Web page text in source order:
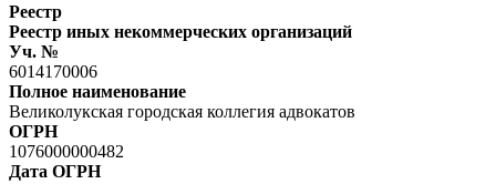
Реестр
Реестр иных некоммерческих организаций
Уч. №
6014170006
Полное наименование
Великолукская городская коллегия адвокатов
ОГРН
1076000000482
Дата ОГРН